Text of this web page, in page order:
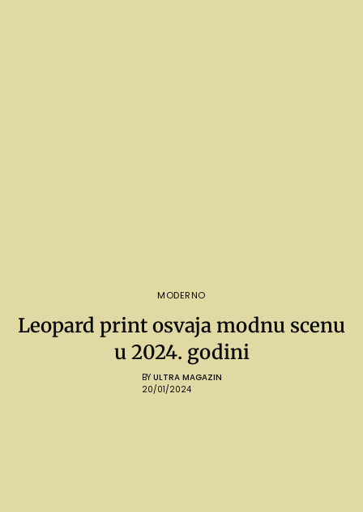
MODERNO
Leopard print osvaja modnu scenu
u 2024. godini
BY ULTRA MAGAZIN
20/01/2024